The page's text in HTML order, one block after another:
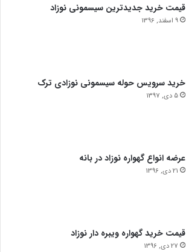
قیمت خرید جدیدترین سیسمونی نوزاد
9 اسفند, 1396
خرید سرویس حوله سیسمونی نوزادی ترک
5 دی, 1397
عرضه انواع گهواره نوزاد در بانه
21 دی, 1396
قیمت خرید گهواره ویبره دار نوزاد
27 دی, 1396